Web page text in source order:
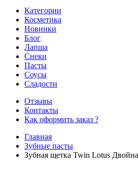
Категории
Косметика
Новинки
Блог
Лапша
Снеки
Пасты
Соусы
Сладости
Отзывы
Контакты
Как оформить заказ ?
Главная
Зубные пасты
Зубная щетка Twin Lotus